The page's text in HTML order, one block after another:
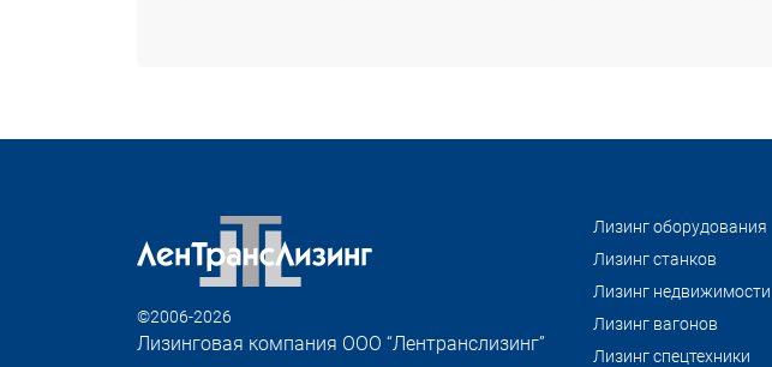
©2006-2026
Лизинговая компания ООО “Лентранслизинг”
Лизинг оборудования
Лизинг станков
Лизинг недвижимости
Лизинг вагонов
Лизинг спецтехники